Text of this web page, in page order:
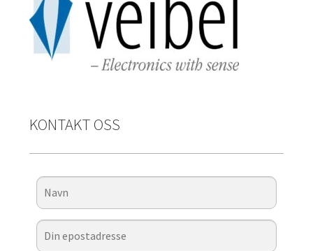
KONTAKT OSS